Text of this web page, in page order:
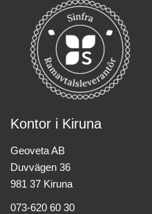
Kontor i Kiruna
Geoveta AB
Duvvägen 36
981 37 Kiruna
073-620 60 30